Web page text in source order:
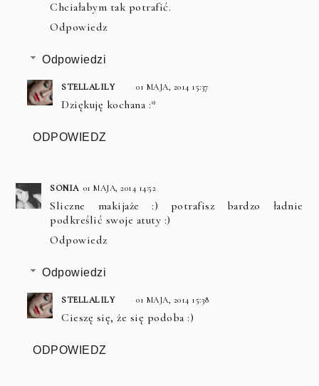
Chciałabym tak potrafić.
Odpowiedz
Odpowiedzi
STELLALILY 01 MAJA, 2014 15:37
Dziękuję kochana :*
ODPOWIEDZ
SONIA 01 MAJA, 2014 14:52
Sliczne makijaże :) potrafisz bardzo ładnie
podkreślić swoje atuty :)
Odpowiedz
Odpowiedzi
STELLALILY 01 MAJA, 2014 15:38
Cieszę się, że się podoba :)
ODPOWIEDZ